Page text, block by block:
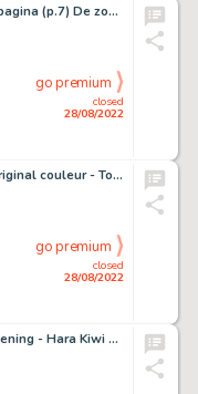
De Moor, Bob - Originele pagina (p.7) De zoetwaterpiraten / Pirates d'eau douce - (1959)
closed
28/08/2022
go premium
Berlion, Olivier - Dessin original couleur - Tony Corso Ã la plage - (2022)
closed
28/08/2022
go premium
Lectrr - Originele covertekening - Hara Kiwi #1 - (2004)